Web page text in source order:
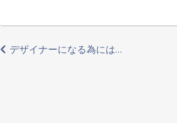
投デザイナーになる為には…